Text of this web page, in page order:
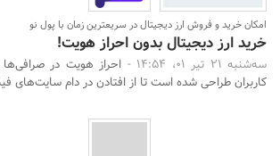
امکان خرید و فروش ارز دیجیتال در سریعترین زمان با پول نو
خرید ارز دیجیتال بدون احراز هویت!
سه‌شنبه 21 تیر 01، 14:54 -
احراز هویت در
کاربران طراحی شده است تا از افتادن در دام سایت‌های